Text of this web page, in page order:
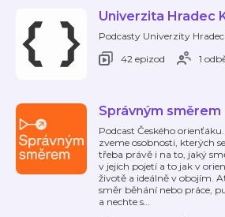
Univerzita Hradec
Podcasty Univerzity
42 epizod
1
Správným směrem
Podcast Českého
zveme osobnosti, kterých
třeba právě i na to, jaký
v jejich pojetí a to jak v
životě a ideálně v obojím.
směr běhání nebo práce,
a nechte s…